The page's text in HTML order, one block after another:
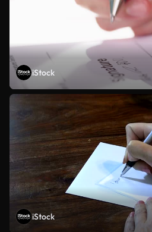
iStock
iStock